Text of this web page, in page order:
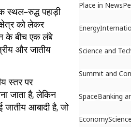
स्थल-रुद्ध पहाड़ी
क्षेत्र को लेकर
के बीच एक लंबे
और जातीय
स्तर पर
जाता है, लेकिन
जातीय आबादी है, जो
Place in News
Energy
Science and
Summit and
SpaceBanking
Economy